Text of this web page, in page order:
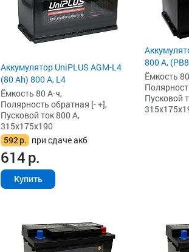
Аккумулятор UniPLUS AGM-L4
(80 Ah) 800 А, L4
Ёмкость 80 А·ч,
Полярность обратная [- +],
Пусковой ток 800 А,
315x175x190
592р. при сдаче акб
614р.
Купить
800 А,
Ёмкость
Пусковой